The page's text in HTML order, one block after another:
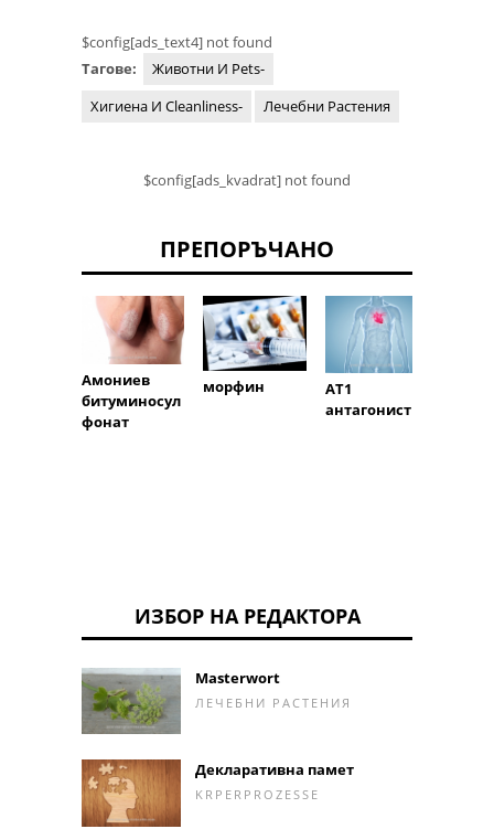
$config[ads_text4] not found
Тагове:
Животни И Pets-
Хигиена И Cleanliness-
Лечебни Растения
$config[ads_kvadrat] not found
ПРЕПОРЪЧАНО
Амониев
битуминосул
фонат
морфин
AT1
антагонист
ИЗБОР НА РЕДАКТОРА
Masterwort
ЛЕЧЕБНИ РАСТЕНИЯ
Декларативна памет
KRPERPROZESSE